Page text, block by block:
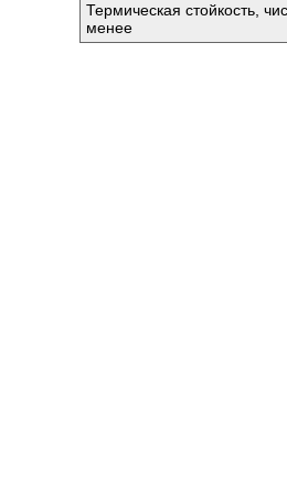
Термическая стойкость,
менее